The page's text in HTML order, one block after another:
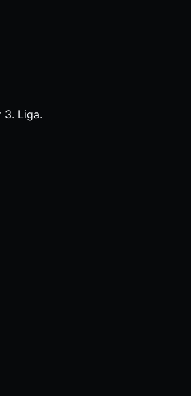
3. Liga.